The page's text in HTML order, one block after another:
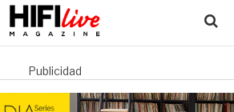
Publicidad